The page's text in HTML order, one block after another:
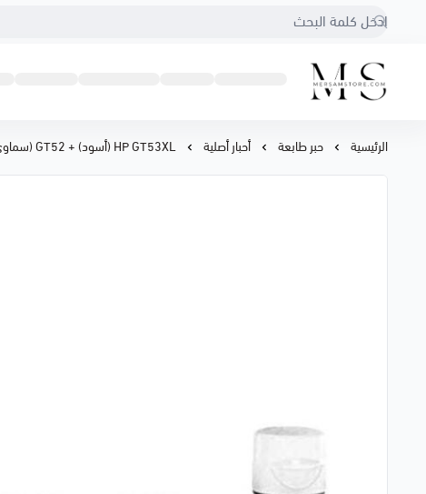
متجر مرسام
الرئيسية حبر طابعة أحبار أصلية HP GT53XL (أسود) + GT52 (سماوي، أصفر، أرجواني) عبوة من 4 ألوان متعددة